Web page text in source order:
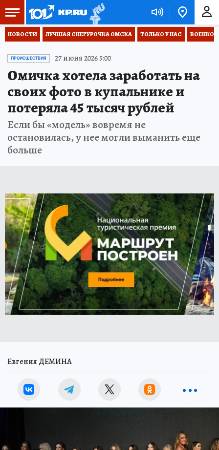
НОВОСТИ ЛУЧШАЯ СНЕГУРОЧКА ОМСКА ТОЛЬКО У НАС
ПРОИСШЕСТВИЯ 27 июня 2026 5:00
Омичка хотела заработать на
своих фото в купальнике и
потеряла 45 тысяч рублей
Если бы «модель» вовремя не
остановилась, у нее могли выманить еще
больше
Евгения ДЕМИНА